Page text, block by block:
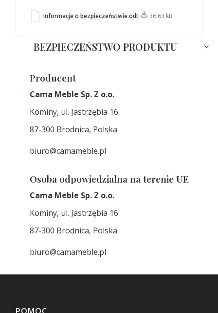
Informacje o bezpieczeństwie.odt 36.63 kB
BEZPIECZEŃSTWO PRODUKTU
Producent
Cama Meble Sp. Z o.o.
Kominy, ul. Jastrzębia 16
87-300 Brodnica, Polska
biuro@camameble.pl
Osoba odpowiedzialna na terenie UE
Cama Meble Sp. Z o.o.
Kominy, ul. Jastrzębia 16
87-300 Brodnica, Polska
biuro@camameble.pl
POMOC